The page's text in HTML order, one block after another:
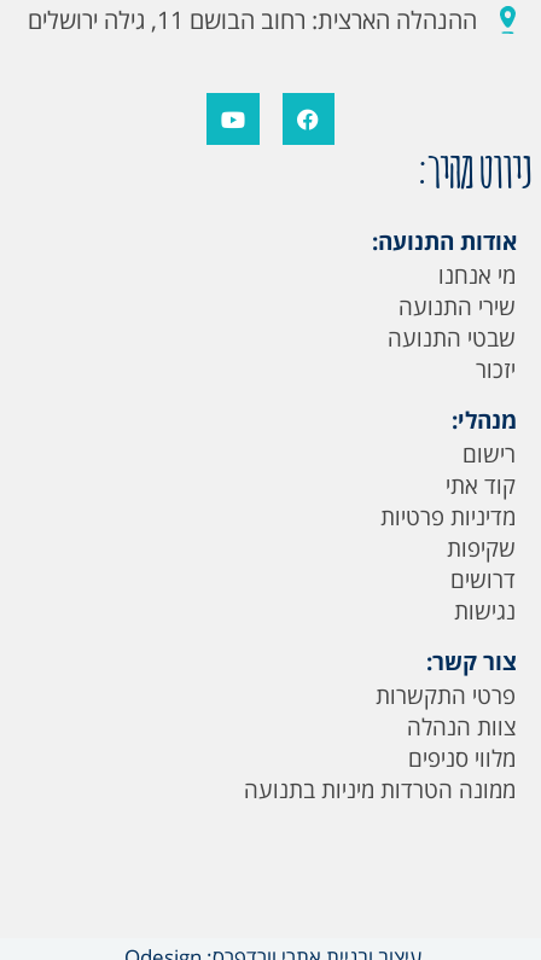
ההנהלה הארצית: רחוב הבושם 11, גילה ירושלים
ניווט מהיר:
אודות התנועה:
מי אנחנו
שירי התנועה
שבטי התנועה
יזכור
מנהלי:
רישום
קוד אתי
מדיניות פרטיות
שקיפות
דרושים
נגישות
צור קשר:
פרטי התקשרות
צוות הנהלה
מלווי סניפים
ממונה הטרדות מיניות בתנועה